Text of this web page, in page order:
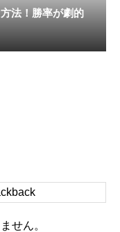
法！勝率が劇的
せん。